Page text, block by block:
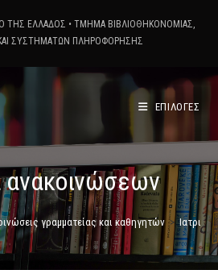
εργαλείων
ΤΗΣ ΕΛΛΑΔΟΣ • ΤΜΗΜΑ ΒΙΒΛΙΟΘΗΚΟΝΟΜΙΑΣ,
ΣΥΣΤΗΜΑΤΩΝ ΠΛΗΡΟΦΟΡΗΣΗΣ
ΕΠΙΛΟΓΕΣ
ανακοινώσεων
γραμματείας και καθηγητών > Ιατρική